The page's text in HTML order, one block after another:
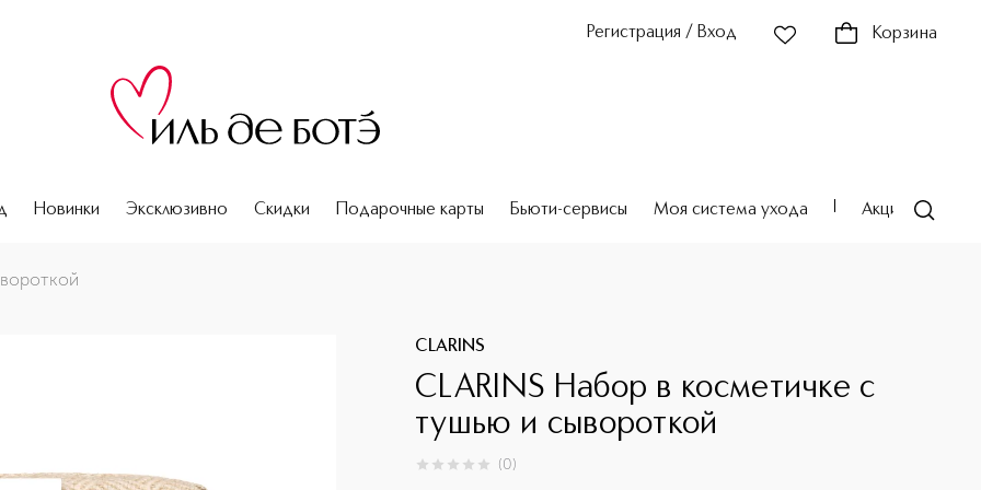
Регистрация / Вход Корзина
Новинки Эксклюзивно Скидки Подарочные карты Бьюти-сервисы Моя система ухода Акции
CLARINS
CLARINS Набор в косметичке c
тушью и сывороткой
0из 0 (0)